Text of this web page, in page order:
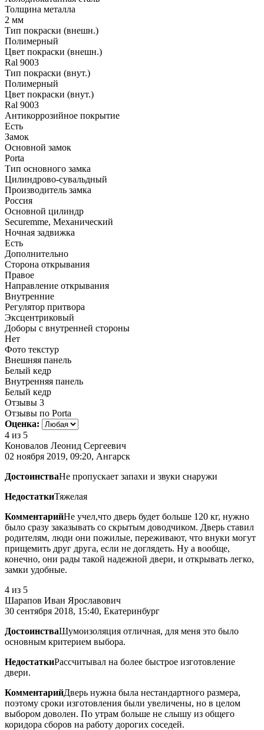
Толщина металла
2 мм
Тип покраски (внешн.)
Полимерный
Цвет покраски (внешн.)
Ral 9003
Тип покраски (внут.)
Полимерный
Цвет покраски (внут.)
Ral 9003
Антикоррозийное покрытие
Есть
Замок
Основной замок
Porta
Тип основного замка
Цилиндрово-сувальдный
Производитель замка
Россия
Основной цилиндр
Securemme, Механический
Ночная задвижка
Есть
Дополнительно
Сторона открывания
Правое
Направление открывания
Внутренние
Регулятор притвора
Эксцентриковый
Доборы с внутренней стороны
Нет
Фото текстур
Внешняя панель
Белый кедр
Внутренняя панель
Белый кедр
Отзывы 3
Отзывы по Porta
Оценка:
4 из 5
Коновалов Леонид Сергеевич
02 ноября 2019, 09:20, Ангарск
ДостоинстваНе пропускает запахи и звуки снаружи
НедостаткиТяжелая
КомментарийНе учел,что дверь будет больше 120 кг, нужно
было сразу заказывать со скрытым доводчиком. Дверь ставил
родителям, люди они пожилые, переживают, что внуки могут
прищемить друг друга, если не доглядеть. Ну а вообще,
конечно, они рады такой надежной двери, и открывать легко,
замки удобные.
4 из 5
Шарапов Иван Ярославович
30 сентября 2018, 15:40, Екатеринбург
ДостоинстваШумоизоляция отличная, для меня это было
основным критерием выбора.
НедостаткиРассчитывал на более быстрое изготовление
двери.
КомментарийДверь нужна была нестандартного размера,
поэтому сроки изготовления были увеличены, но в целом
выбором доволен. По утрам больше не слышу из общего
коридора сборов на работу дорогих соседей.